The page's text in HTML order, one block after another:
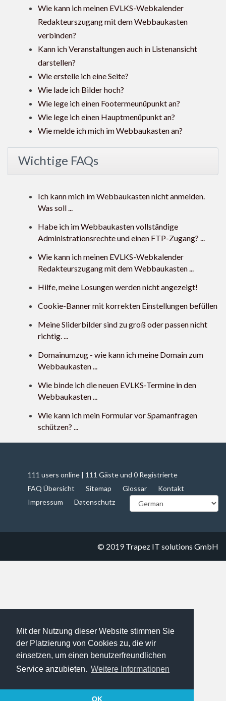
Mit der Nutzung dieser Website stimmen Sie
der Platzierung von Cookies zu, die wir
einsetzen, um einen benutzerfreundlichen
Service anzubieten. Weitere Informationen
OK
Wie kann ich meinen EVLKS-Webkalender
Redakteurszugang mit dem Webbaukasten
verbinden?
Kann ich Veranstaltungen auch in Listenansicht
darstellen?
Wie erstelle ich eine Seite?
Wie lade ich Bilder hoch?
Wie lege ich einen Footermeunüpunkt an?
Wie lege ich einen Hauptmenüpunkt an?
Wie melde ich mich im Webbaukasten an?
Wichtige FAQs
Ich kann mich im Webbaukasten nicht anmelden.
Was soll ...
Habe ich im Webbaukasten vollständige
Administrationsrechte und einen FTP-Zugang? ...
Wie kann ich meinen EVLKS-Webkalender
Redakteurszugang mit dem Webbaukasten ...
Hilfe, meine Losungen werden nicht angezeigt!
Cookie-Banner mit korrekten Einstellungen befüllen
Meine Sliderbilder sind zu groß oder passen nicht
richtig. ...
Domainumzug - wie kann ich meine Domain zum
Webbaukasten ...
Wie binde ich die neuen EVLKS-Termine in den
Webbaukasten ...
Wie kann ich mein Formular vor Spamanfragen
schützen? ...
111 users online | 111 Gäste und 0 Registrierte
FAQ Übersicht
Sitemap Glossar
Kontakt
Impressum
Datenschutz
© 2019Trapez IT solutions GmbH